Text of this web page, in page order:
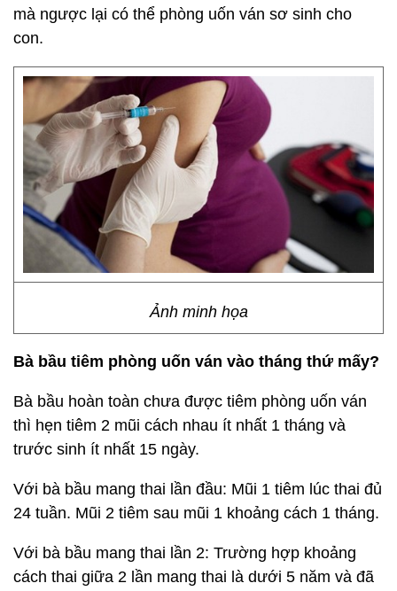
mà ngược lại có thể phòng uốn ván sơ sinh cho
con.
Ảnh minh họa
Bà bầu tiêm phòng uốn ván vào tháng thứ mấy?
Bà bầu hoàn toàn chưa được tiêm phòng uốn ván
thì hẹn tiêm 2 mũi cách nhau ít nhất 1 tháng và
trước sinh ít nhất 15 ngày.
Với bà bầu mang thai lần đầu: Mũi 1 tiêm lúc thai đủ
24 tuần. Mũi 2 tiêm sau mũi 1 khoảng cách 1 tháng.
Với bà bầu mang thai lần 2: Trường hợp khoảng
cách thai giữa 2 lần mang thai là dưới 5 năm và đã